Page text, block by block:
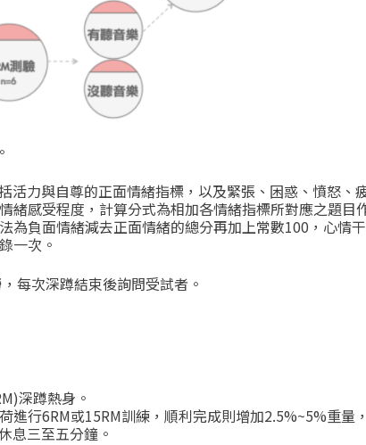
。
活力與自尊的正面情緒指標，以及緊張、困惑、憤怒、
緒感受程度，計算分式為相加各情緒指標所對應之題目
為負面情緒減去正面情緒的總分再加上常數100 ，心情
一次。
每次深蹲結束後詢問受試者。
深蹲熱身。
進行6RM或15RM訓練，順利完成則增加2.5%~5%重量
息三至五分鐘。